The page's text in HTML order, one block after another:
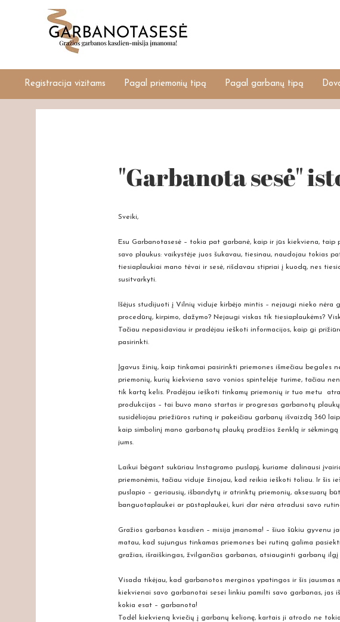
Registracija vizitams Pagal priemonių tipą Pagal garbanų tipą
"Garbanota sesė"
Sveiki,
Esu Garbanotasesė – tokia pat garbanė, kaip ir jūs kiekviena,
savo plaukus: vaikystėje juos šukavau, tiesinau, naudojau tokias
tiesiaplaukiai mano tėvai ir sesė, rišdavau stipriai į kuodą, nes
susitvarkyti.
Išėjus studijuoti į Vilnių viduje kirbėjo mintis – nejaugi nieko nėra
procedūrų, kirpimo, dažymo? Nejaugi viskas tik tiesiaplaukėms?
Tačiau nepasidaviau ir pradėjau ieškoti informacijos, kaip gi
pasirinkti.
Įgavus žinių, kaip tinkamai pasirinkti priemones išmečiau begales
priemonių, kurių kiekviena savo vonios spintelėje turime, tačiau
tik kartą kelis. Pradėjau ieškoti tinkamų priemonių ir tuo metu
produkcijas – tai buvo mano startas ir progresas garbanotų
susidėliojau priežiūros rutiną ir pakeičiau garbanų išvaizdą 360
kaip simbolinį mano garbanotų plaukų pradžios ženklą ir
jums.
Laikui bėgant sukūriau Instagramo puslapį, kuriame dalinausi
priemonėmis, tačiau viduje žinojau, kad reikia ieškoti toliau. Ir šis
puslapio – geriausių, išbandytų ir atrinktų priemonių, aksesuarų
banguotaplaukei ar pūstaplaukei, kuri dar nėra atradusi savo
Gražios garbanos kasdien – misija įmanoma! – šiuo šūkiu gyvenu
matau, kad sujungus tinkamas priemones bei rutiną galima
gražias, išraiškingas, žvilgančias garbanas, atsiauginti garbanų
Visada tikėjau, kad garbanotos merginos ypatingos ir šis jausmas
kiekvienai savo garbanotai sesei linkiu pamilti savo garbanas, jas
kokia esat – garbanota!
Todėl kiekvieną kviečių į garbanų kelionę, kartais ji atrodo ne